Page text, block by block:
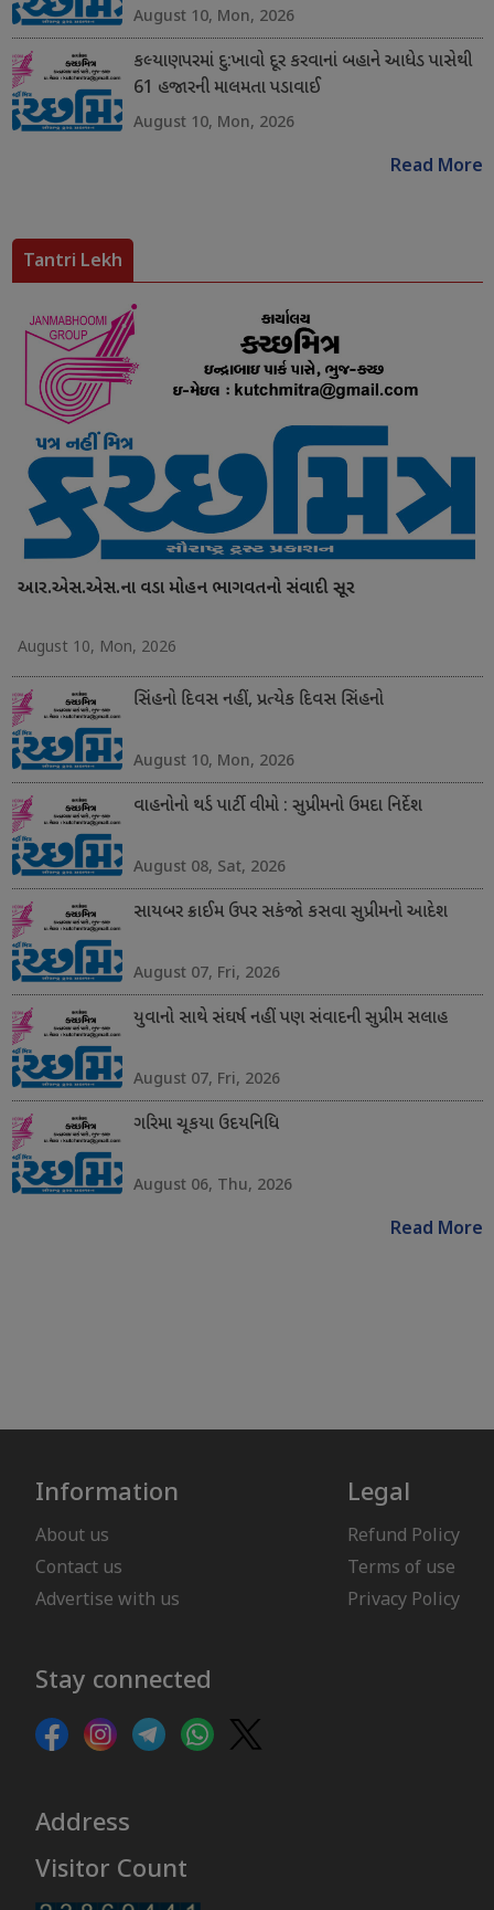
August 10, Mon, 2026
કલ્યાણપરમાં દુ:ખાવો દૂર કરવાનાં બહાને આધેડ પાસેથી
61 હજારની માલમતા પડાવાઈ
August 10, Mon, 2026
Read More
Tantri Lekh
આર.એસ.એસ.ના વડા મોહન ભાગવતનો સંવાદી સૂર
August 10, Mon, 2026
સિંહનો દિવસ નહીં, પ્રત્યેક દિવસ સિંહનો
August 10, Mon, 2026
વાહનોનો થર્ડ પાર્ટી વીમો : સુપ્રીમનો ઉમદા નિર્દેશ
August 08, Sat, 2026
સાયબર ક્રાઈમ ઉપર સકંજો કસવા સુપ્રીમનો આદેશ
August 07, Fri, 2026
યુવાનો સાથે સંઘર્ષ નહીં પણ સંવાદની સુપ્રીમ સલાહ
August 07, Fri, 2026
ગરિમા ચૂકયા ઉદયનિધિ
August 06, Thu, 2026
Read More
Information
About us
Contact us
Advertise with us
Legal
Refund Policy
Terms of use
Privacy Policy
Stay connected
Address
Visitor Count